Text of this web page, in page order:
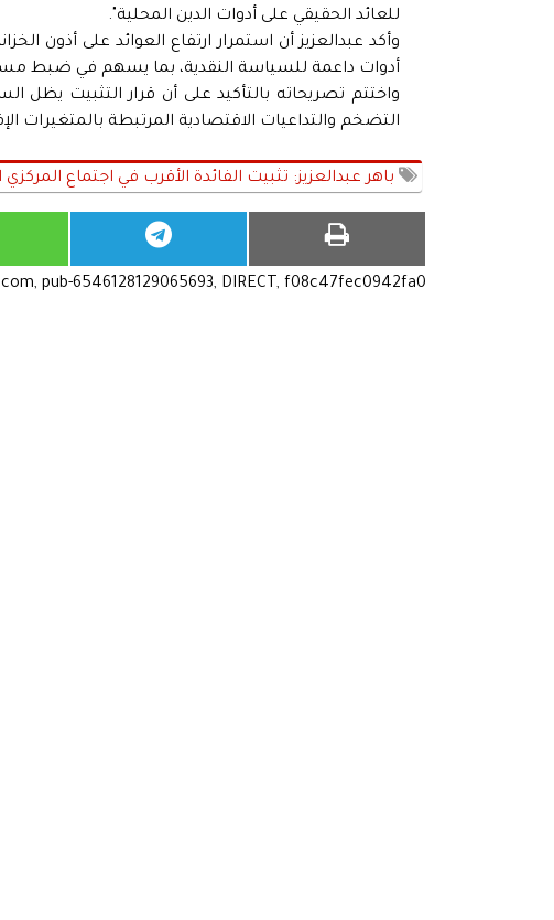
للعائد الحقيقي على أدوات الدين المحلية".
وأكد عبدالعزيز أن استمرار ارتفاع العوائد على أذون
أدوات داعمة للسياسة النقدية، بما يسهم في ضبط
واختتم تصريحاته بالتأكيد على أن قرار التثبيت يظل
التضخم والتداعيات الاقتصادية المرتبطة بالمتغيرات
باهر عبدالعزيز: تثبيت الفائدة الأقرب في اجتماع المركزي
pub-6546128129065693, DIRECT, f08c47fec0942fa0